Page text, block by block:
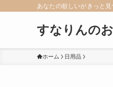
あなたの欲しいがきっと見
すなりんの
ホーム 日用品